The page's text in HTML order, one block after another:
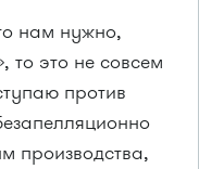
нам нужно,
то это не совсем
против
производства,